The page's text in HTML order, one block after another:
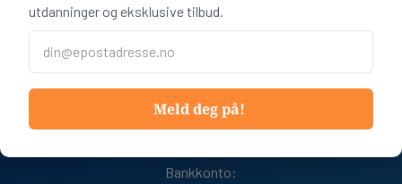
Velkommen til informasjonskveld
KONTAKTINFO
Telefon:+47 91 66 72 11
E-post:post@iopt.no
Bankkonto:
utdanninger og eksklusive tilbud.
Meld deg på!